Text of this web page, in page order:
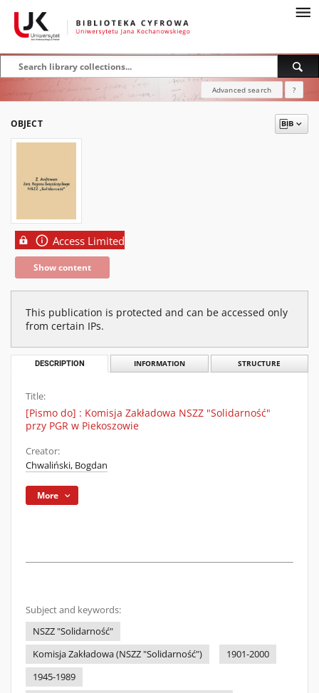
Advanced search ?
OBJECT
Access Limited
Show content
This publication is protected and can be accessed only
from certain IPs.
DESCRIPTION INFORMATION STRUCTURE
Title:
[Pismo do] : Komisja Zakładowa NSZZ "Solidarność"
przy PGR w Piekoszowie
Creator:
Chwaliński, Bogdan
More
Subject and keywords:
NSZZ "Solidarność"
Komisja Zakładowa (NSZZ "Solidarność")
1901-2000
1945-1989